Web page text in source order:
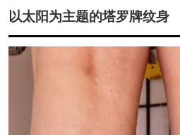
以太阳为主题的塔罗牌纹身